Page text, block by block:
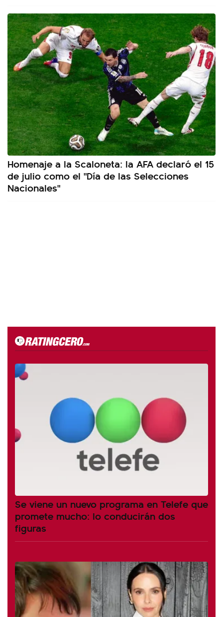
Homenaje a la Scaloneta: la AFA declaró el 15
de julio como el "Día de las Selecciones
Nacionales"
Se viene un nuevo programa en Telefe que
promete mucho: lo conducirán dos
figuras